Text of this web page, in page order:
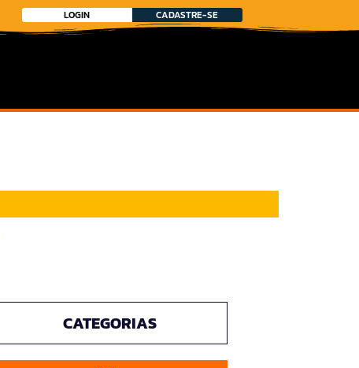
LOGIN CADASTRE-SE
CATEGORIAS